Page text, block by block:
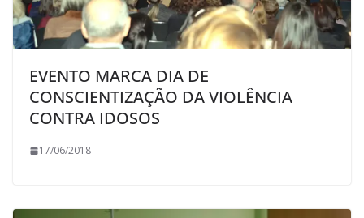
EVENTO MARCA DIA DE
CONSCIENTIZAÇÃO DA VIOLÊNCIA
CONTRA IDOSOS
17/06/2018